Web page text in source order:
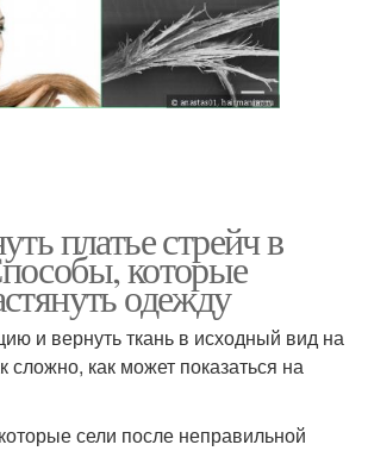
платье стрейч в
которые
одежду
и вернуть ткань в исходный вид на
сложно, как может показаться на
сели после неправильной